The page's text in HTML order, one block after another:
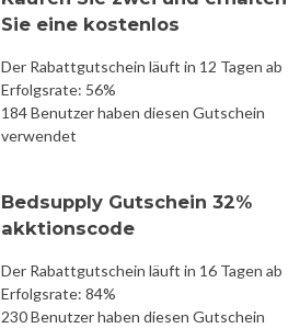
Sie eine kostenlos
Der Rabattgutschein läuft in 12 Tagen ab
Erfolgsrate: 56%
184 Benutzer haben diesen Gutschein
verwendet
Bedsupply Gutschein 32%
akktionscode
Der Rabattgutschein läuft in 16 Tagen ab
Erfolgsrate: 84%
230 Benutzer haben diesen Gutschein